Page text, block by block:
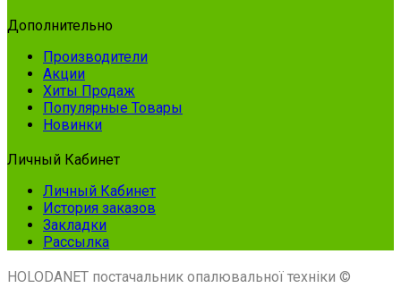
Дополнительно
Производители
Акции
Хиты Продаж
Популярные Товары
Новинки
Личный Кабинет
Личный Кабинет
История заказов
Закладки
Рассылка
HOLODANET постачальник опалювальної техніки ©